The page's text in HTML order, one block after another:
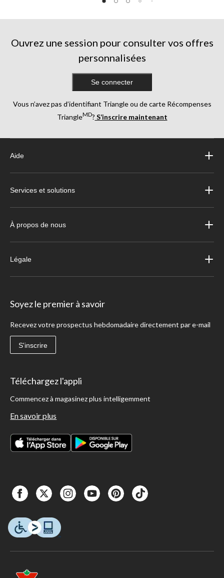
Ouvrez une session pour consulter vos offres
personnalisées
Se connecter
Vous n’avez pas d’identifiant Triangle ou de carte Récompenses
TriangleMD? S’inscrire maintenant
Aide
Services et solutions
À propos de nous
Légale
Soyez le premier à savoir
Recevez votre prospectus hebdomadaire directement par e-mail
S'inscrire
Téléchargez l'appli
Commencez à magasinez plus intelligemment
En savoir plus